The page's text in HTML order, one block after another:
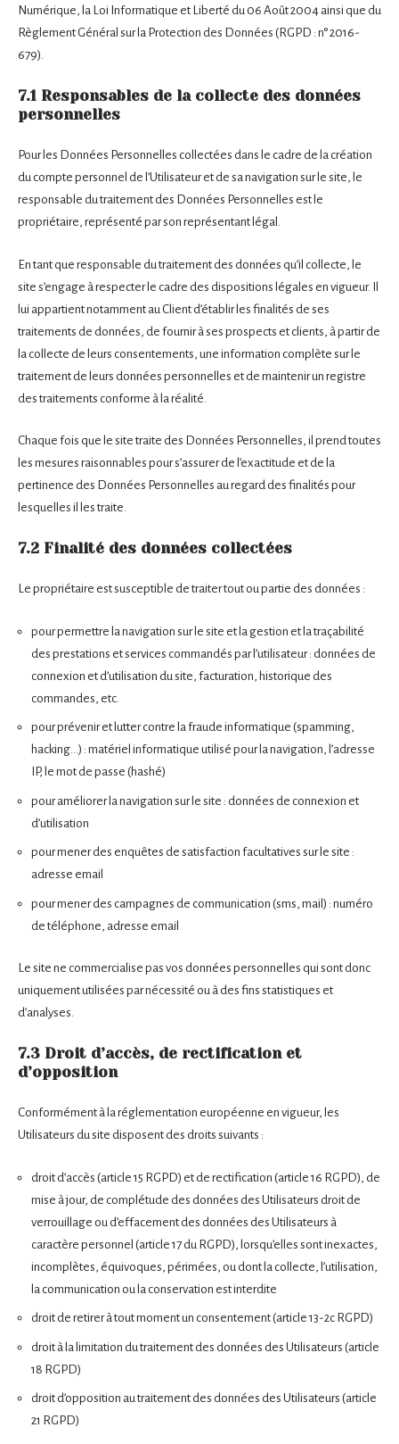
Numérique, la Loi Informatique et Liberté du 06 Août 2004 ainsi que du
Règlement Général sur la Protection des Données (RGPD : n° 2016-
679).
7.1 Responsables de la collecte des données
personnelles
Pour les Données Personnelles collectées dans le cadre de la création
du compte personnel de l’Utilisateur et de sa navigation sur le site, le
responsable du traitement des Données Personnelles est le
propriétaire, représenté par son représentant légal.
En tant que responsable du traitement des données qu’il collecte, le
site s’engage à respecter le cadre des dispositions légales en vigueur. Il
lui appartient notamment au Client d’établir les finalités de ses
traitements de données, de fournir à ses prospects et clients, à partir de
la collecte de leurs consentements, une information complète sur le
traitement de leurs données personnelles et de maintenir un registre
des traitements conforme à la réalité.
Chaque fois que le site traite des Données Personnelles, il prend toutes
les mesures raisonnables pour s’assurer de l’exactitude et de la
pertinence des Données Personnelles au regard des finalités pour
lesquelles il les traite.
7.2 Finalité des données collectées
Le propriétaire est susceptible de traiter tout ou partie des données :
pour permettre la navigation sur le site et la gestion et la traçabilité
des prestations et services commandés par l’utilisateur : données de
connexion et d’utilisation du site, facturation, historique des
commandes, etc.
pour prévenir et lutter contre la fraude informatique (spamming,
hacking…) : matériel informatique utilisé pour la navigation, l’adresse
IP, le mot de passe (hashé)
pour améliorer la navigation sur le site : données de connexion et
d’utilisation
pour mener des enquêtes de satisfaction facultatives sur le site :
adresse email
pour mener des campagnes de communication (sms, mail) : numéro
de téléphone, adresse email
Le site ne commercialise pas vos données personnelles qui sont donc
uniquement utilisées par nécessité ou à des fins statistiques et
d’analyses.
7.3 Droit d’accès, de rectification et
d’opposition
Conformément à la réglementation européenne en vigueur, les
Utilisateurs du site disposent des droits suivants :
droit d’accès (article 15 RGPD) et de rectification (article 16 RGPD), de
mise à jour, de complétude des données des Utilisateurs droit de
verrouillage ou d’effacement des données des Utilisateurs à
caractère personnel (article 17 du RGPD), lorsqu’elles sont inexactes,
incomplètes, équivoques, périmées, ou dont la collecte, l’utilisation,
la communication ou la conservation est interdite
droit de retirer à tout moment un consentement (article 13-2c RGPD)
droit à la limitation du traitement des données des Utilisateurs (article
18 RGPD)
droit d’opposition au traitement des données des Utilisateurs (article
21 RGPD)